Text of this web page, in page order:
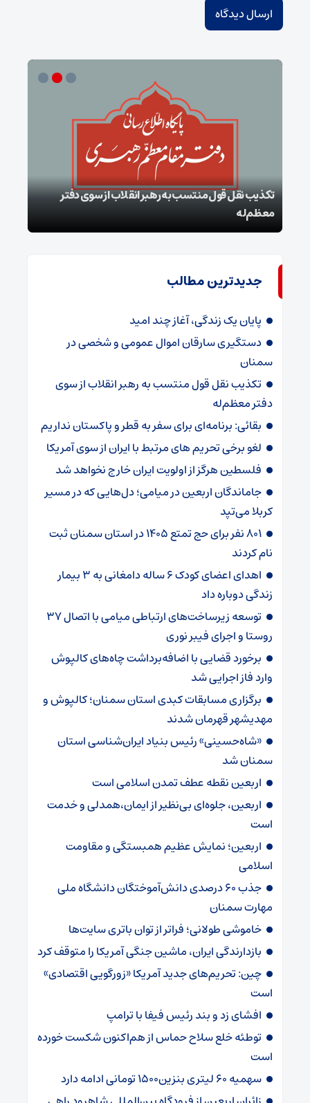
تکذیب نقل قول منتسب به رهبر انقلاب از سوی دفتر
معظم‌له
جدیدترین مطالب
پایان یک زندگی، آغاز چند امید
دستگیری سارقان اموال عمومی و شخصی در
سمنان
تکذیب نقل قول منتسب به رهبر انقلاب از سوی
دفتر معظم‌له
بقائی: برنامه‌ای برای سفر به قطر و پاکستان نداریم
لغو برخی تحریم های مرتبط با ایران از سوی آمریکا
فلسطین هرگز از اولویت ایران خارج نخواهد شد
جاماندگان اربعین در میامی؛ دل‌هایی که در مسیر
کربلا می‌تپد
۸۰۱ نفر برای حج تمتع ۱۴۰۵ در استان سمنان ثبت
نام کردند
اهدای اعضای کودک ۶ ساله دامغانی به ۳ بیمار
زندگی دوباره داد
توسعه زیرساخت‌های ارتباطی میامی با اتصال ۳۷
روستا و اجرای فیبر نوری
برخورد قضایی با اضافه‌برداشت چاه‌های کالپوش
وارد فاز اجرایی شد
برگزاری مسابقات کبدی استان سمنان؛ کالپوش و
مهدیشهر قهرمان شدند
«شاه‌حسینی» رئیس بنیاد ایران‌شناسی استان
سمنان شد
اربعین نقطه عطف تمدن اسلامی است
اربعین، جلوه‌ای بی‌نظیر از ایمان،همدلی و خدمت
است
اربعین؛ نمایش عظیم همبستگی و مقاومت
اسلامی
جذب ۶۰ درصدی دانش‌آموختگان دانشگاه ملی
مهارت سمنان
خاموشی طولانی؛ فراتر از توان باتری سایت‌ها
بازدارندگی ایران، ماشین جنگی آمریکا را متوقف کرد
چین: تحریم‌های جدید آمریکا «زورگویی اقتصادی»
است
افشای زد و بند رئیس فیفا با ترامپ
توطئه خلع سلاح حماس از هم‌اکنون شکست خورده
است
سهمیه ۶۰ لیتری بنزین۱۵۰۰ تومانی ادامه دارد